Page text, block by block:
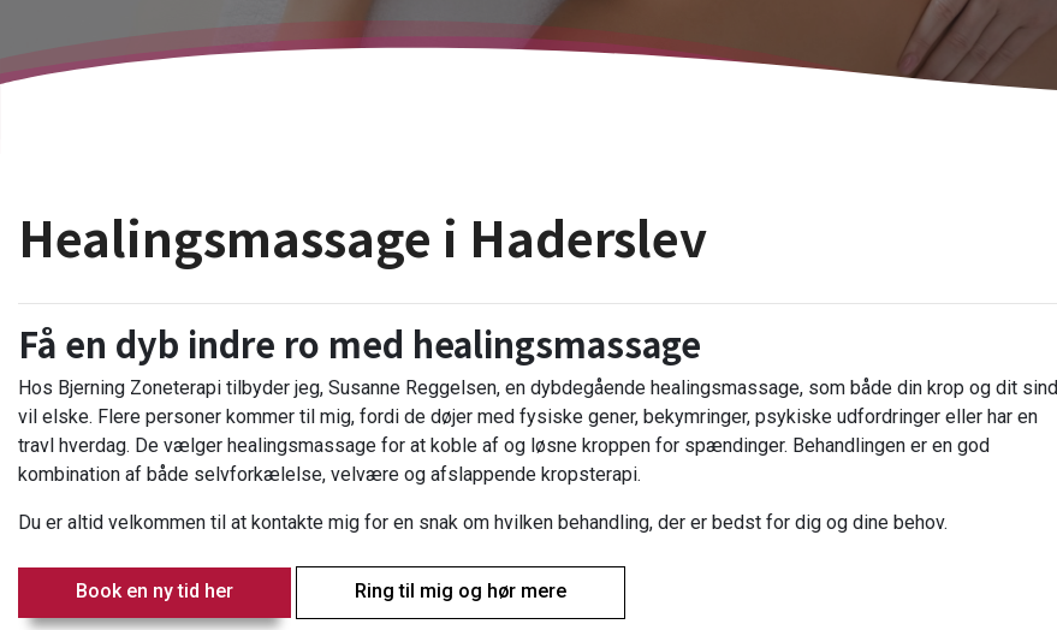
Healingsmassage i Haderslev
Få en dyb indre ro med healingsmassage
Hos Bjerning Zoneterapi tilbyder jeg, Susanne Reggelsen, en dybdegående healingsmassage, som både din krop og dit sind
vil elske. Flere personer kommer til mig, fordi de døjer med fysiske gener, bekymringer, psykiske udfordringer eller har en
travl hverdag. De vælger healingsmassage for at koble af og løsne kroppen for spændinger. Behandlingen er en god
kombination af både selvforkælelse, velvære og afslappende kropsterapi.
Du er altid velkommen til at kontakte mig for en snak om hvilken behandling, der er bedst for dig og dine behov.
Book en ny tid her Ring til mig og hør mere